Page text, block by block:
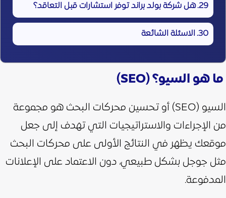
هل شركة بولد براند توفر استشارات قبل التعاقد؟
الاسئلة الشائعة
ما هو السيو؟ (SEO)
السيو (SEO) أو تحسين محركات البحث هو مجموعة
من الإجراءات والاستراتيجيات التي تهدف إلى جعل
موقعك يظهر في النتائج الأولى على محركات البحث
مثل جوجل بشكل طبيعي، دون الاعتماد على الإعلانات
المدفوعة.